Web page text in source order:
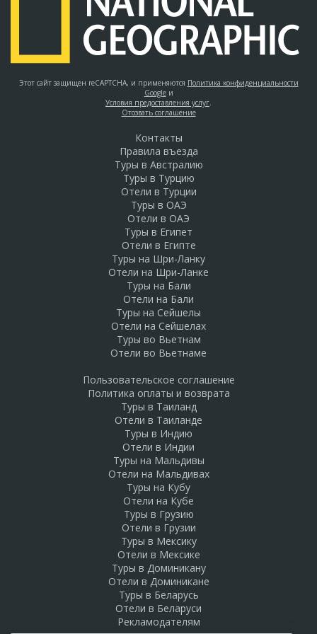
Этот сайт защищен reCAPTCHA, и применяются Политика конфиденциальности
Googleи
Условия предоставления услуг.
Отозвать соглашение
Контакты
Правила въезда
Туры в Австралию
Туры в Турцию
Отели в Турции
Туры в ОАЭ
Отели в ОАЭ
Туры в Египет
Отели в Египте
Туры на Шри-Ланку
Отели на Шри-Ланке
Туры на Бали
Отели на Бали
Туры на Сейшелы
Отели на Сейшелах
Туры во Вьетнам
Отели во Вьетнаме
Пользовательское соглашение
Политика оплаты и возврата
Туры в Таиланд
Отели в Таиланде
Туры в Индию
Отели в Индии
Туры на Мальдивы
Отели на Мальдивах
Туры на Кубу
Отели на Кубе
Туры в Грузию
Отели в Грузии
Туры в Мексику
Отели в Мексике
Туры в Доминикану
Отели в Доминикане
Туры в Беларусь
Отели в Беларуси
Рекламодателям